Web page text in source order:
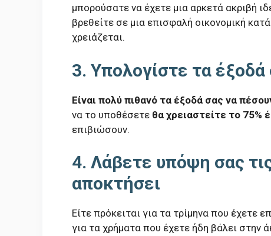
μπορούσατε να έχετε μια αρκετά ακριβή
βρεθείτε σε μια επισφαλή οικονομική
χρειάζεται.
3. Υπολογίστε τα
Είναι πολύ πιθανό τα έξοδά σας να
να το υποθέσετε θα χρειαστείτε το 75%
επιβιώσουν.
4. Λάβετε υπόψη σας
αποκτήσει
Είτε πρόκειται για τα τρίμηνα που έχετε
για τα χρήματα που έχετε ήδη βάλει στην